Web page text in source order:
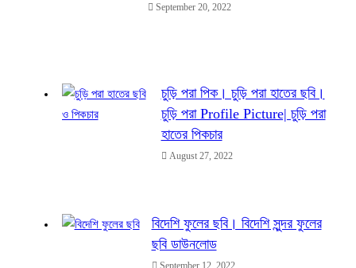
September 20, 2022
চুড়ি পরা পিক। চুড়ি পরা হাতের ছবি।
চুড়ি পরা Profile Picture| চুড়ি পরা
হাতের পিকচার
August 27, 2022
বিদেশি ফুলের ছবি। বিদেশি সুন্দর ফুলের
ছবি ডাউনলোড
September 12, 2022